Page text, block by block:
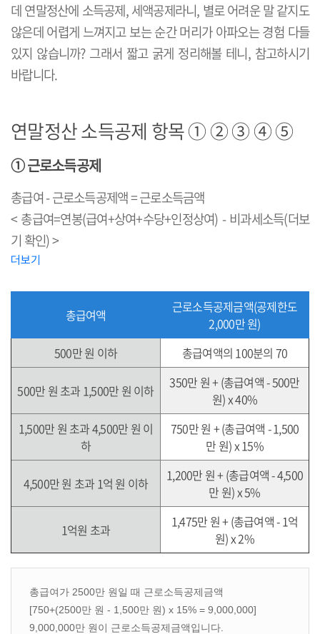
데 연말정산에 소득공제, 세액공제라니, 별로 어려운 말 같지도
않은데 어렵게 느껴지고 보는 순간 머리가 아파오는 경험 다들
있지 않습니까? 그래서 짧고 굵게 정리해볼 테니, 참고하시기
바랍니다.
연말정산 소득공제 항목 ① ② ③ ④ ⑤
① 근로소득공제
총급여 - 근로소득공제액 = 근로소득금액
< 총급여=연봉(급여+상여+수당+인정상여) - 비과세소득(더보
기 확인) >
더보기
총급여액
근로소득공제금액(공제한도
2,000만 원)
500만 원 이하
총급여액의 100분의 70
500만 원 초과 1,500만 원 이하
350만 원 + (총급여액 - 500만
원) x 40%
1,500만 원 초과 4,500만 원 이
하
750만 원 + (총급여액 - 1,500
만 원) x 15%
4,500만 원 초과 1억 원 이하
1,200만 원 + (총급여액 - 4,500
만 원) x 5%
1억원 초과
1,475만 원 + (총급여액 - 1억
원) x 2%
총급여가 2500만 원일 때 근로소득공제금액
[750+(2500만 원 - 1,500만 원) x 15% = 9,000,000]
9,000,000만 원이 근로소득공제금액입니다.